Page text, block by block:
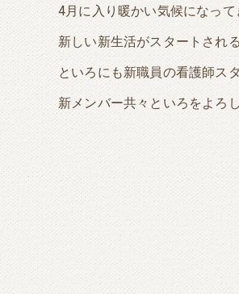
4月に入り暖かい気候になっ
新しい新生活がスタートされ
といろにも新職員の看護師ス
新メンバー共々といろをよろ